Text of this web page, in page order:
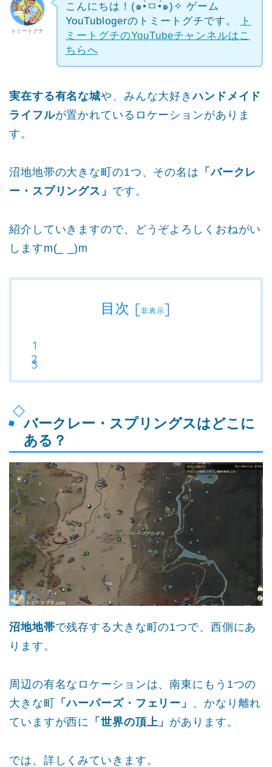
トミートグチ
こんにちは！(๑•̀ㅁ•́๑)✧ ゲーム
YouTublogerのトミートグチです。
ト
ミートグチのYouTubeチャンネルはこ
ちらへ
実在する有名な城や、みんな大好きハンドメイド
ライフルが置かれているロケーションがありま
す。
沼地地帯の大きな町の1つ、その名は 「バークレ
ー・スプリングス」 です。
紹介していきますので、どうぞよろしくおねがい
しますm(_ _)m
目次 [非表示]
バークレー・スプリングスはどこに
ある？
沼地地帯で残存する大きな町の1つで、西側にあ
ります。
周辺の有名なロケーションは、南東にもう1つの
大きな町 「ハーパーズ・フェリー」 、かなり離れ
ていますが西に
「世界の頂上」 があります。
では、詳しくみていきます。